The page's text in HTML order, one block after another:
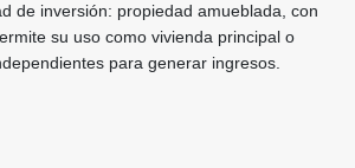
de inversión: propiedad amueblada, con
su uso como vivienda principal o
para generar ingresos.